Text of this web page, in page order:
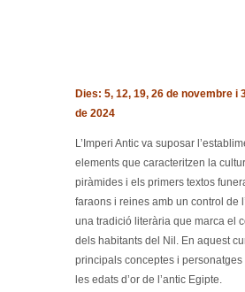
Dies: 5, 12, 19, 26 de novembre i
de 2024
L’Imperi Antic va suposar
elements que caracteritzen la
piràmides i els primers textos
faraons i reines amb un control de
una tradició literària que marca el
dels habitants del Nil. En aquest
principals conceptes i
les edats d’or de l’antic Egipte.